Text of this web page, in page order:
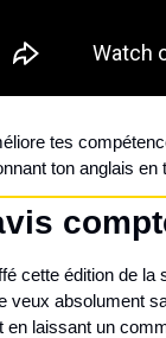
tes
ton anglais en
cette édition de la
veux absolument
en laissant un